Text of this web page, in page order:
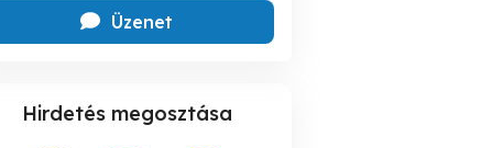
Üzenet
Hirdetés megosztása